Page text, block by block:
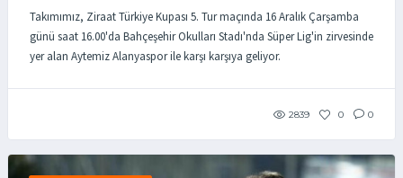
Takımımız, Ziraat Türkiye Kupası 5. Tur maçında 16 Aralık Çarşamba
günü saat 16.00'da Bahçeşehir Okulları Stadı'nda Süper Lig'in zirvesinde
yer alan Aytemiz Alanyaspor ile karşı karşıya geliyor.
2839 0 0